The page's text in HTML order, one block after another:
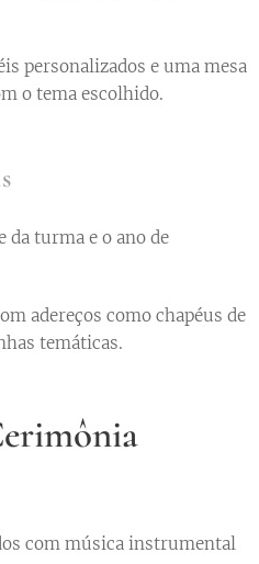
personalizados e uma mesa
o tema escolhido.
da turma e o ano de
adereços como chapéus de
temáticas.
com música instrumental